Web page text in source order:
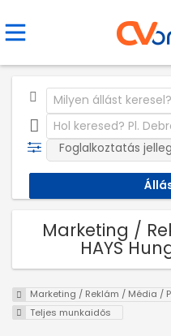
Foglalkoztatás
Marketing /
HAYS
Marketing / Reklám / Média /
Teljes munkaidős